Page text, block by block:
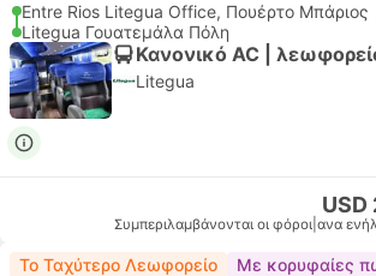
Entre Rios Litegua Office, Πουέρτο Μπάριος
Litegua Γουατεμάλα Πόλη
Κανονικό AC |
Litegua
USD
Συμπεριλαμβάνονται οι φόροι ανα
Το Ταχύτερο Λεωφορείο Με κορυφαίες